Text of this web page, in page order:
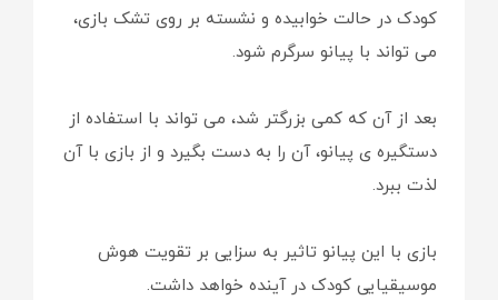
کودک در حالت خوابیده و نشسته بر روی تشک بازی،
می تواند با پیانو سرگرم شود.
بعد از آن که کمی بزرگتر شد، می تواند با استفاده از
دستگیره ی پیانو، آن را به دست بگیرد و از بازی با آن
لذت ببرد.
بازی با این پیانو تاثیر به سزایی بر تقویت هوش
موسیقیایی کودک در آینده خواهد داشت.